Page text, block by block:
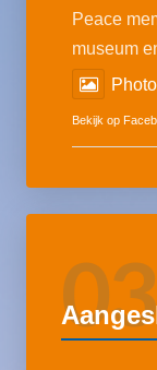
Peace
museum
Photo
Bekijk op
03